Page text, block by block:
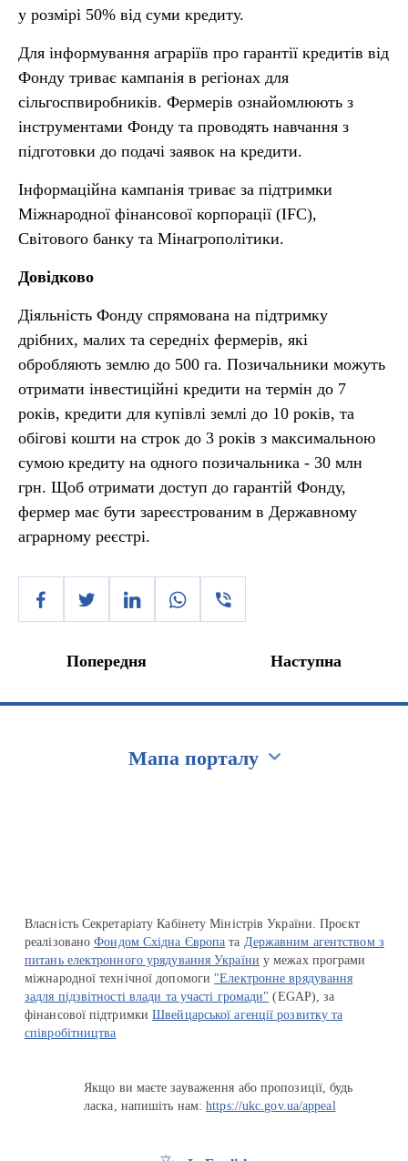
у розмірі 50% від суми кредиту.
Для інформування аграріїв про гарантії кредитів від
Фонду триває кампанія в регіонах для
сільгоспвиробників. Фермерів ознайомлюють з
інструментами Фонду та проводять навчання з
підготовки до подачі заявок на кредити.
Інформаційна кампанія триває за підтримки
Міжнародної фінансової корпорації (IFC),
Світового банку та Мінагрополітики.
Довідково
Діяльність Фонду спрямована на підтримку
дрібних, малих та середніх фермерів, які
обробляють землю до 500 га. Позичальники можуть
отримати інвестиційні кредити на термін до 7
років, кредити для купівлі землі до 10 років, та
обігові кошти на строк до 3 років з максимальною
сумою кредиту на одного позичальника - 30 млн
грн. Щоб отримати доступ до гарантій Фонду,
фермер має бути зареєстрованим в Державному
аграрному реєстрі.
Попередня Наступна
Мапа порталу
Власність Секретаріату Кабінету Міністрів України. Проєкт
реалізованоФондом Східна Європа та Державним агентством з
питань електронного урядування України у межах програми
міжнародної технічної допомоги "Електронне врядування
задля підзвітності влади та участі громади" (EGAP), за
фінансової підтримкиШвейцарської агенції розвитку та
співробітництва
Якщо ви маєте зауваження або пропозиції, будь
ласка, напишіть нам:https://ukc.gov.ua/appeal